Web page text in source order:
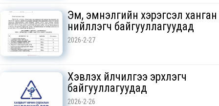
Эм, эмнэлгийн хэрэгсэл ханган
нийлүүлэгч байгууллагуудад
2026-2-27
Хэвлэх үйлчилгээ эрхлэгч
байгууллагуудад
2026-2-26